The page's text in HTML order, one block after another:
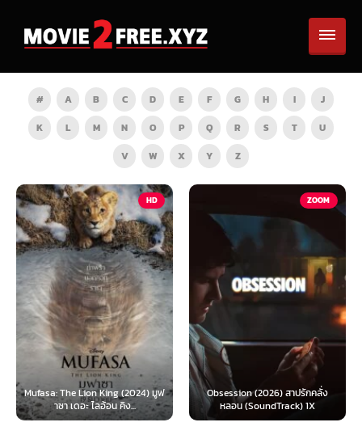
# A B C D E F G H I
J
K
L M N O P Q R S T
U
V
W X Y Z
HD
Lion King (2024) มูฟ
อะ ไลอ้อน คิง...
Obsession (2026) สาปรักคลั่ง
หลอน (SoundTrack) 1X
Survive